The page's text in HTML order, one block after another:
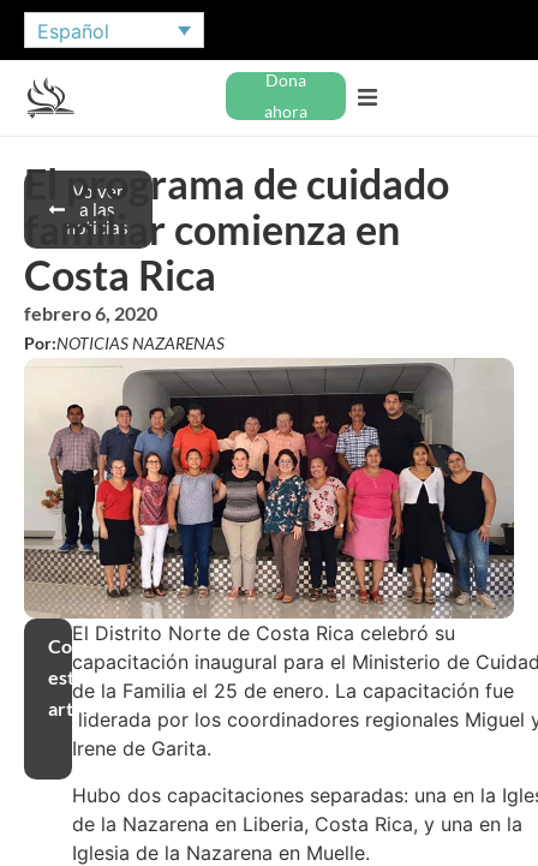
Español
Dona
ahora
Volver
a las
noticias
El programa de cuidado
familiar comienza en
Costa Rica
febrero 6, 2020
Por:NOTICIAS NAZARENAS
Compartir
este
artículo
El Distrito Norte de Costa Rica celebró su
capacitación inaugural para el Ministerio de
de la Familia el 25 de enero. La capacitación fue
liderada por los coordinadores regionales Miguel
Irene de Garita.
Hubo dos capacitaciones separadas: una en la
de la Nazarena en Liberia, Costa Rica, y una en la
Iglesia de la Nazarena en Muelle.